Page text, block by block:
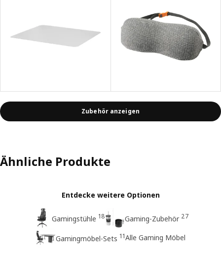
Zubehör anzeigen
Ähnliche Produkte
Entdecke weitere Optionen
Gamingstühle 18 Gaming-Zubehör 27
Gamingmöbel-Sets 11Alle Gaming Möbel